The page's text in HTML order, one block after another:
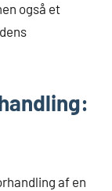
også et
af en